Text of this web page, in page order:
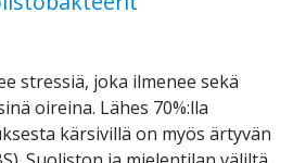
stressiä, joka ilmenee sekä
oireina. Lähes 70%:lla
kärsivillä on myös ärtyvän